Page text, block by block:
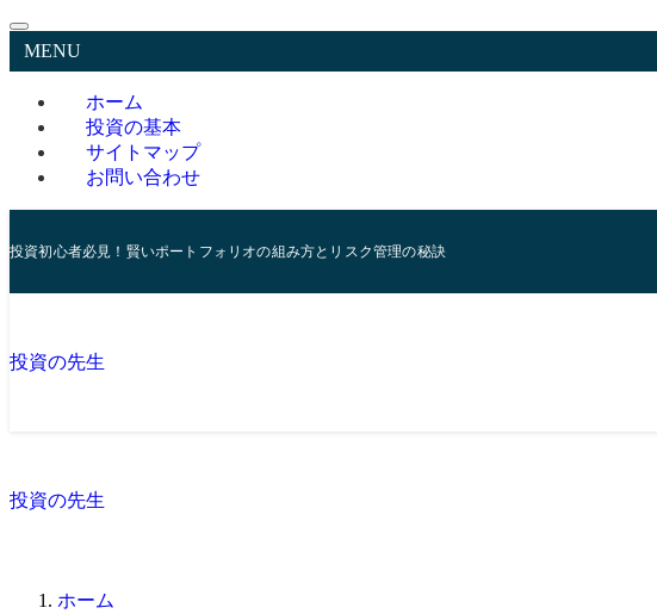
MENU
ホーム
投資の基本
サイトマップ
お問い合わせ
投資初心者必見！賢いポートフォリオの組み方とリスク管理の秘訣
投資の先生
投資の先生
ホーム